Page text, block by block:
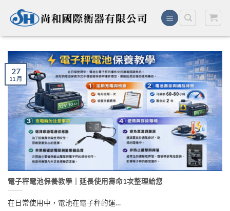
電子秤電池保養教學｜延長使用壽命1次整理給您
在日常使用中，電池在電子秤的運…
27
11 月